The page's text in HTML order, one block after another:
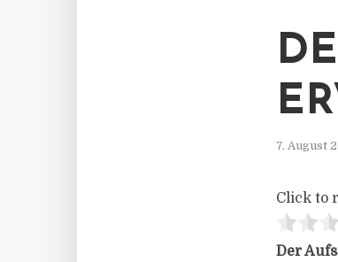
7. August
Click to
Der